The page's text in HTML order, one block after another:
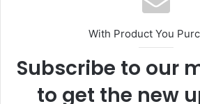
With Product You
Subscribe to our
to get the new